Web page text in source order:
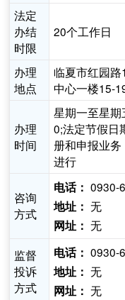
法定
办结
时限
20个工作日
办理
地点
临夏市红园
中心一楼15-
办理
时间
星期一至星
0;法定节假日
册和申报业
进行
咨询
方式
电话： 0930-
地址： 无
网址： 无
监督
投诉
方式
电话： 0930-
地址： 无
网址： 无